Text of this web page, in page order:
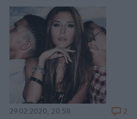
29.02.2020, 20:58 2